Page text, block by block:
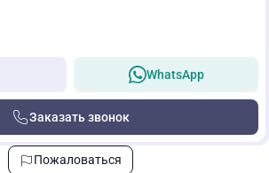
WhatsApp
Заказать звонок
Пожаловаться